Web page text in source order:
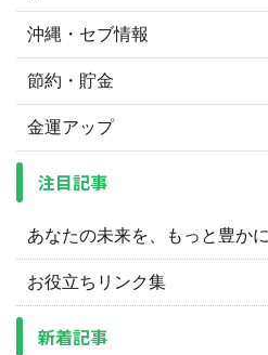
沖縄・セブ情報
節約・貯金
金運アップ
注目記事
あなたの未来を、もっと豊かに
お役立ちリンク集
新着記事